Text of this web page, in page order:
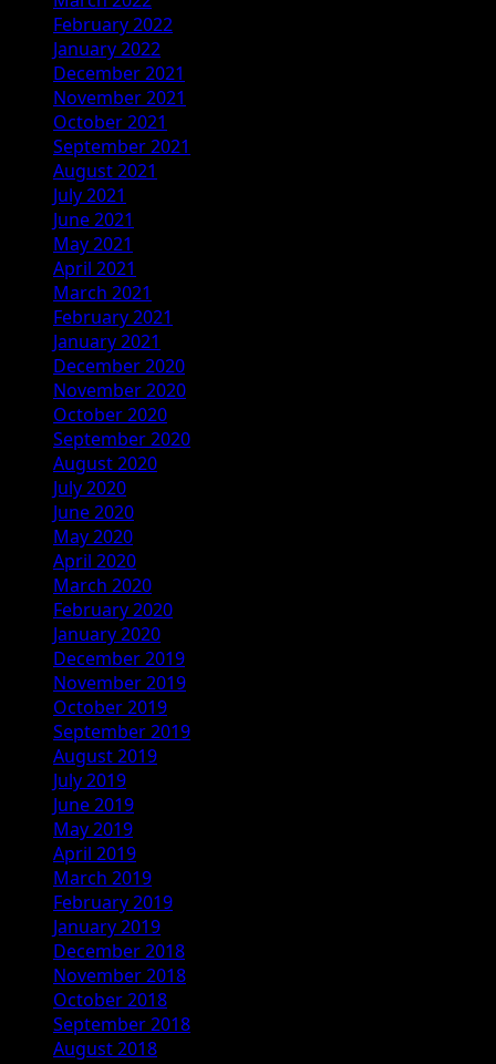
February 2022
January 2022
December 2021
November 2021
October 2021
September 2021
August 2021
July 2021
June 2021
May 2021
April 2021
March 2021
February 2021
January 2021
December 2020
November 2020
October 2020
September 2020
August 2020
July 2020
June 2020
May 2020
April 2020
March 2020
February 2020
January 2020
December 2019
November 2019
October 2019
September 2019
August 2019
July 2019
June 2019
May 2019
April 2019
March 2019
February 2019
January 2019
December 2018
November 2018
October 2018
September 2018
August 2018